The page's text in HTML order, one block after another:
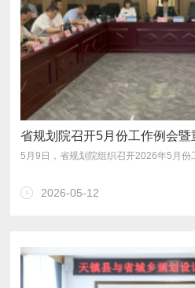
省规划院召开5月份工作例会暨
5月9日，省规划院组织召开2026年5月份
2026-05-12